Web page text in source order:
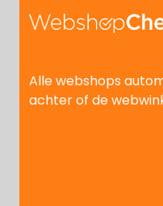
Alle webshops
achter of de